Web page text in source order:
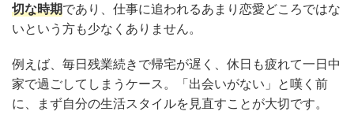
切な時期であり、仕事に追われるあまり恋愛どころではな
いという方も少なくありません。
例えば、毎日残業続きで帰宅が遅く、休日も疲れて一日中
家で過ごしてしまうケース。「出会いがない」と嘆く前
に、まず自分の生活スタイルを見直すことが大切です。